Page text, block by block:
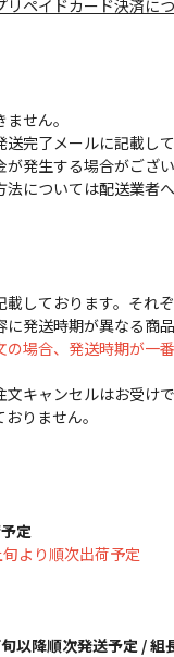
リペイドカード決済に
せん。
完了メールに記載し
発生する場合がござい
については配送業者へ
しております。それぞ
発送時期が異なる商
場合、発送時期が一
キャンセルはお受けで
りません。
定
より順次出荷予定
以降順次発送予定 /